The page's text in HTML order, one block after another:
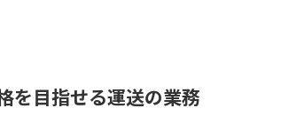
を目指せる運送の業務